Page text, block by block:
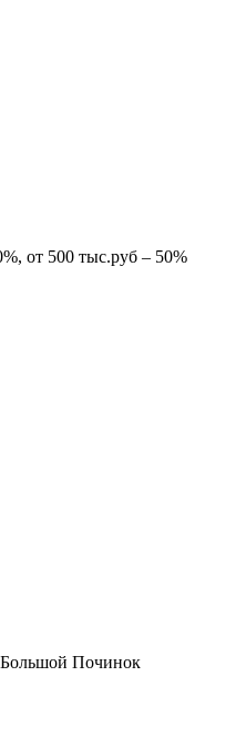
от 500 тыс.руб – 50%
Большой Починок